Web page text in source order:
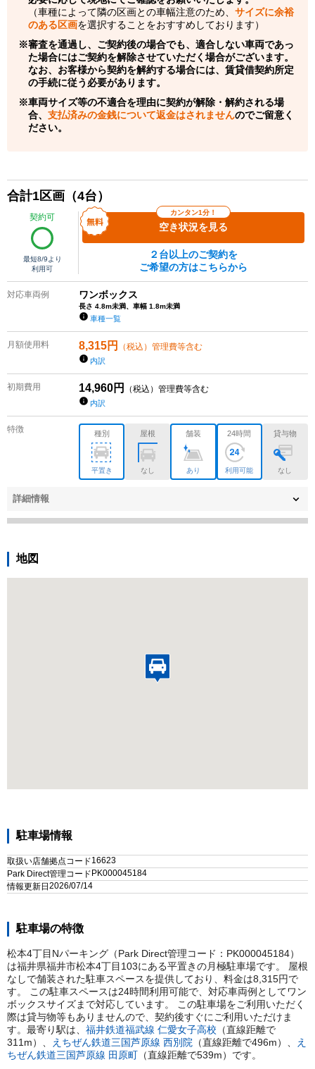
（車種によって隣の区画との車幅注意のため、 サイズに余裕
のある区画を選択することをおすすめしております）
審査を通過し、ご契約後の場合でも、適合しない車両であっ
た場合にはご契約を解除させていただく場合がございます。
なお、お客様から契約を解約する場合には、賃貸借契約所定
の手続に従う必要があります。
車両サイズ等の不適合を理由に契約が解除・解約される場
合、 支払済みの金銭について返金はされませんのでご留意く
ださい。
合計1区画（4台）
契約可
最短8/9 より
利用可
カンタン1分！
空き状況を見る
２台以上のご契約を
ご希望の方はこちらから
対応車両例 ワンボックス
長さ 4.8m未満、車幅 1.8m未満
車種一覧
月額使用料 8,315円 （税込）管理費等含む
内訳
初期費用 14,960円 （税込）管理費等含む
内訳
特徴 種別
平置き
屋根
なし
舗装
あり
24時間
利用可能
貸与物
なし
詳細情報
地図
駐車場情報
取扱い店舗拠点コード16623
Park Direct管理コード PK000045184
情報更新日 2026/07/14
駐車場の特徴
松本4丁目Nパーキング（Park Direct管理コード：PK000045184）
は福井県福井市松本4丁目103にある平置きの月極駐車場です。 屋根
なしで舗装された駐車スペースを提供しており、料金は8,315円で
す。 この駐車スペースは24時間利用可能で、対応車両例としてワン
ボックスサイズまで対応しています。 この駐車場をご利用いただく
際は貸与物等もありませんので、契約後すぐにご利用いただけま
す。 最寄り駅は、 福井鉄道福武線 仁愛女子高校 （直線距離で
311 m） えちぜん鉄道三国芦原線 西別院 （直線距離で496m）
え
ちぜん鉄道三国芦原線 田原町 （直線距離で539m） です。